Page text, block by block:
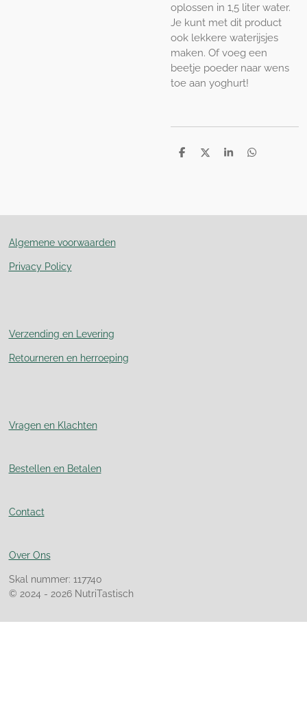
oplossen in 1,5 liter water.
Je kunt met dit product
ook lekkere waterijsjes
maken. Of voeg een
beetje poeder naar wens
toe aan yoghurt!
D
D
S
D
Algemene voorwaarden
Privacy Policy
Verzending en Levering
Retourneren en herroeping
Vragen en Klachten
Bestellen en Betalen
Contact
Over Ons
Skal nummer: 117740
© 2024 - 2026 NutriTastisch